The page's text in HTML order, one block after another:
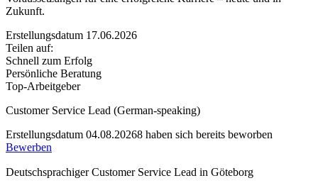
Zukunft.
Erstellungsdatum 17.06.2026
Teilen auf:
Schnell zum Erfolg
Persönliche Beratung
Top-Arbeitgeber
Customer Service Lead (German-speaking)
Erstellungsdatum 04.08.20268 haben sich bereits beworben
Bewerben
Deutschsprachiger Customer Service Lead in Göteborg